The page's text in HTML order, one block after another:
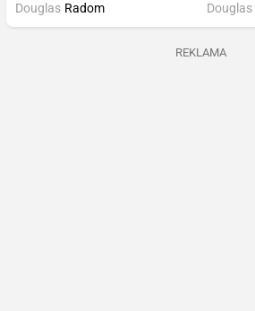
Douglas Radom
Douglas
REKLAMA